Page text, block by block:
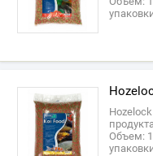
Объем: